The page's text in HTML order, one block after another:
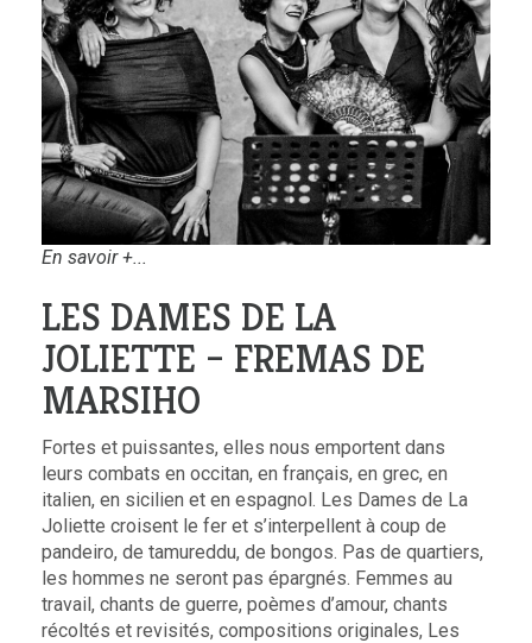
En savoir +...
LES DAMES DE LA
JOLIETTE – FREMAS DE
MARSIHO
Fortes et puissantes, elles nous emportent dans
leurs combats en occitan, en français, en grec, en
italien, en sicilien et en espagnol. Les Dames de La
Joliette croisent le fer et s’interpellent à coup de
pandeiro, de tamureddu, de bongos. Pas de quartiers,
les hommes ne seront pas épargnés. Femmes au
travail, chants de guerre, poèmes d’amour, chants
récoltés et revisités, compositions originales, Les